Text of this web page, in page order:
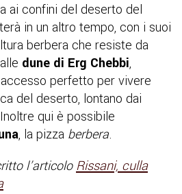
ai confini del deserto del
in un altro tempo, con i suoi
berbera che resiste da
dune di Erg Chebbi,
perfetto per vivere
del deserto, lontano dai
qui è possibile
, la pizza berbera.
l’articoloRissani, culla